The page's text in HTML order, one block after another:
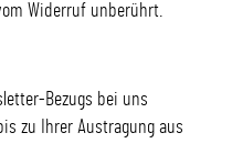
Widerruf unberührt.
Bezugs bei uns
zu Ihrer Austragung aus